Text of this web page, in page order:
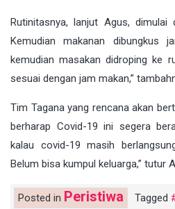
Rutinitasnya, lanjut Agus,
Kemudian makanan dibungkus
kemudian masakan didroping ke
sesuai dengan jam makan,”
Tim Tagana yang rencana akan
berharap Covid-19 ini segera
kalau covid-19 masih
Belum bisa kumpul keluarga,” tutur
Posted in Peristiwa Tagged